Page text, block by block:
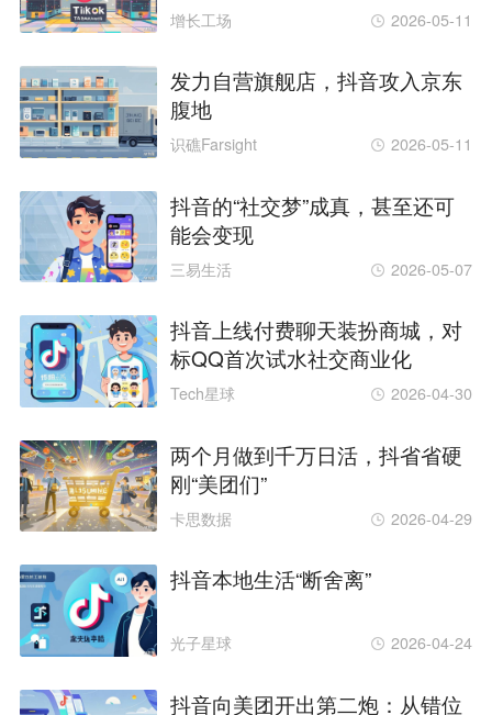
增长工场 2026-05-11
发力自营旗舰店，抖音攻入京东
腹地
识礁Farsight 2026-05-11
抖音的“社交梦”成真，甚至还可
能会变现
三易生活 2026-05-07
抖音上线付费聊天装扮商城，对
标QQ首次试水社交商业化
Tech星球 2026-04-30
两个月做到千万日活，抖省省硬
刚“美团们”
卡思数据 2026-04-29
抖音本地生活“断舍离”
光子星球 2026-04-24
抖音向美团开出第二炮：从错位